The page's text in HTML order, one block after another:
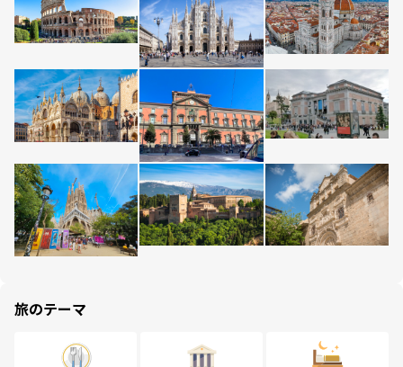
旅のテーマ